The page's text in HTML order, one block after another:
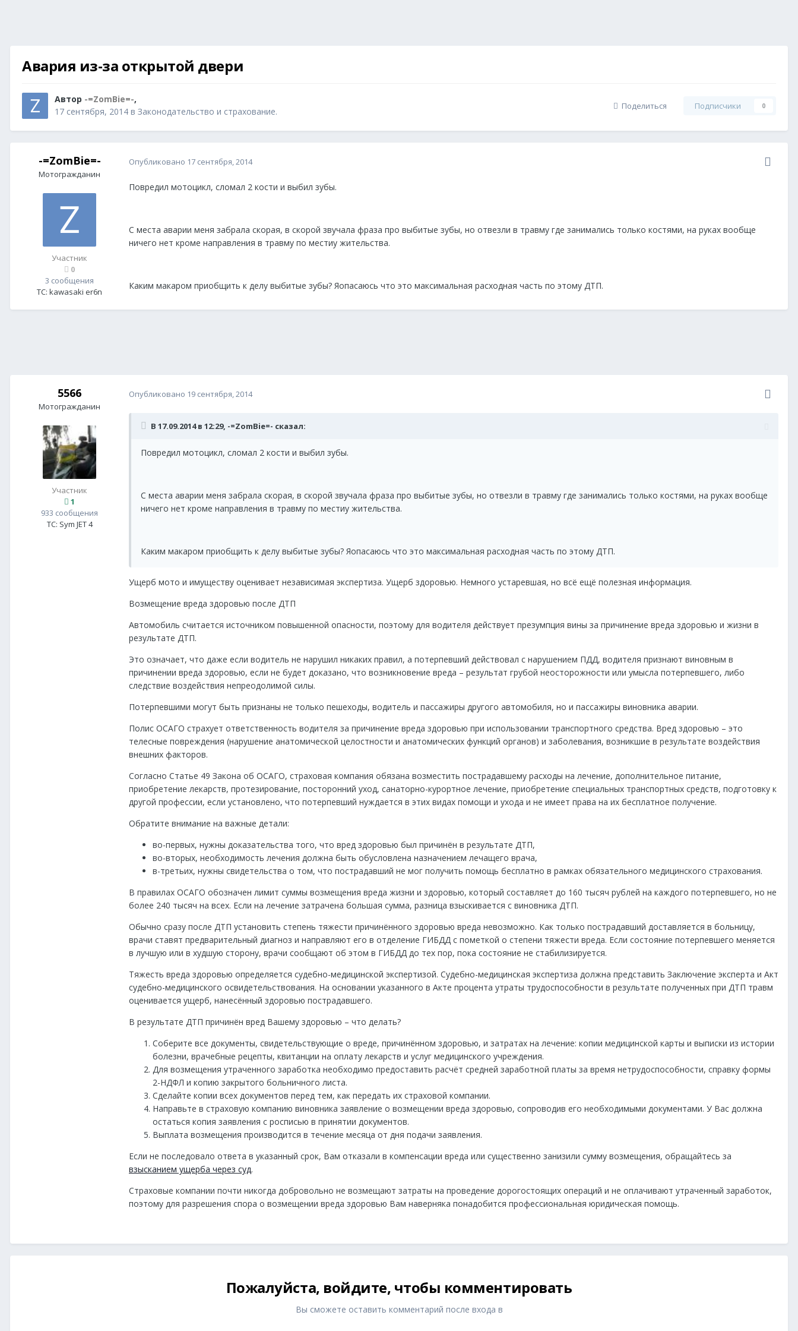
Авария из-за открытой двери
Автор -=ZomBie=-,
17 сентября, 2014 в Законодательство и страхование. Поделиться Подписчики 0
-=ZomBie=-
Мотогражданин
Участник
0
3 сообщения
ТС: kawasaki er6n
Опубликовано 17 сентября, 2014
Повредил мотоцикл, сломал 2 кости и выбил зубы.
С места аварии меня забрала скорая, в скорой звучала фраза про выбитые зубы, но отвезли в травму где занимались только костями, на руках вообще
ничего нет кроме направления в травму по местиу жительства.
Каким макаром приобщить к делу выбитые зубы? Яопасаюсь что это максимальная расходная часть по этому ДТП.
5566
Мотогражданин
Участник
1
933 сообщения
ТС: Sym JET 4
Опубликовано 19 сентября, 2014
В 17.09.2014 в 12:29, -=ZomBie=- сказал:
Повредил мотоцикл, сломал 2 кости и выбил зубы.
С места аварии меня забрала скорая, в скорой звучала фраза про выбитые зубы, но отвезли в травму где занимались только костями, на руках вообще
ничего нет кроме направления в травму по местиу жительства.
Каким макаром приобщить к делу выбитые зубы? Яопасаюсь что это максимальная расходная часть по этому ДТП.
Ущерб мото и имуществу оценивает независимая экспертиза. Ущерб здоровью. Немного устаревшая, но всё ещё полезная информация.
Возмещение вреда здоровью после ДТП
Автомобиль считается источником повышенной опасности, поэтому для водителя действует презумпция вины за причинение вреда здоровью и жизни в
результате ДТП.
Это означает, что даже если водитель не нарушил никаких правил, а потерпевший действовал с нарушением ПДД, водителя признают виновным в
причинении вреда здоровью, если не будет доказано, что возникновение вреда – результат грубой неосторожности или умысла потерпевшего, либо
следствие воздействия непреодолимой силы.
Потерпевшими могут быть признаны не только пешеходы, водитель и пассажиры другого автомобиля, но и пассажиры виновника аварии.
Полис ОСАГО страхует ответственность водителя за причинение вреда здоровью при использовании транспортного средства. Вред здоровью – это
телесные повреждения (нарушение анатомической целостности и анатомических функций органов) и заболевания, возникшие в результате воздействия
внешних факторов.
Согласно Статье 49 Закона об ОСАГО, страховая компания обязана возместить пострадавшему расходы на лечение, дополнительное питание,
приобретение лекарств, протезирование, посторонний уход, санаторно-курортное лечение, приобретение специальных транспортных средств, подготовку к
другой профессии, если установлено, что потерпевший нуждается в этих видах помощи и ухода и не имеет права на их бесплатное получение.
Обратите внимание на важные детали:
во-первых, нужны доказательства того, что вред здоровью был причинён в результате ДТП,
во-вторых, необходимость лечения должна быть обусловлена назначением лечащего врача,
в-третьих, нужны свидетельства о том, что пострадавший не мог получить помощь бесплатно в рамках обязательного медицинского страхования.
В правилах ОСАГО обозначен лимит суммы возмещения вреда жизни и здоровью, который составляет до 160 тысяч рублей на каждого потерпевшего, но не
более 240 тысяч на всех. Если на лечение затрачена большая сумма, разница взыскивается с виновника ДТП.
Обычно сразу после ДТП установить степень тяжести причинённого здоровью вреда невозможно. Как только пострадавший доставляется в больницу,
врачи ставят предварительный диагноз и направляют его в отделение ГИБДД с пометкой о степени тяжести вреда. Если состояние потерпевшего меняется
в лучшую или в худшую сторону, врачи сообщают об этом в ГИБДД до тех пор, пока состояние не стабилизируется.
Тяжесть вреда здоровью определяется судебно-медицинской экспертизой. Судебно-медицинская экспертиза должна представить Заключение эксперта и Акт
судебно-медицинского освидетельствования. На основании указанного в Акте процента утраты трудоспособности в результате полученных при ДТП травм
оценивается ущерб, нанесённый здоровью пострадавшего.
В результате ДТП причинён вред Вашему здоровью – что делать?
Соберите все документы, свидетельствующие о вреде, причинённом здоровью, и затратах на лечение: копии медицинской карты и выписки из истории
болезни, врачебные рецепты, квитанции на оплату лекарств и услуг медицинского учреждения.
Для возмещения утраченного заработка необходимо предоставить расчёт средней заработной платы за время нетрудоспособности, справку формы
2-НДФЛ и копию закрытого больничного листа.
Сделайте копии всех документов перед тем, как передать их страховой компании.
Направьте в страховую компанию виновника заявление о возмещении вреда здоровью, сопроводив его необходимыми документами. У Вас должна
остаться копия заявления с росписью в принятии документов.
Выплата возмещения производится в течение месяца от дня подачи заявления.
Если не последовало ответа в указанный срок, Вам отказали в компенсации вреда или существенно занизили сумму возмещения, обращайтесь за
взысканием ущерба через суд.
Страховые компании почти никогда добровольно не возмещают затраты на проведение дорогостоящих операций и не оплачивают утраченный заработок,
поэтому для разрешения спора о возмещении вреда здоровью Вам наверняка понадобится профессиональная юридическая помощь.
Пожалуйста, войдите, чтобы комментировать
Вы сможете оставить комментарий после входа в